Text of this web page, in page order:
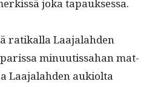
joka tapauksessa.
ratikalla Laa­jalah­den
min­uutis­sa­han mat­
Laa­jalah­den auki­ol­ta